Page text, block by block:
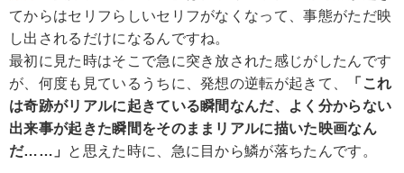
てからはセリフらしいセリフがなくなって、事態がただ映
し出されるだけになるんですね。
最初に見た時はそこで急に突き放された感じがしたんです
が、何度も見ているうちに、発想の逆転が起きて、
「これ
は奇跡がリアルに起きている瞬間なんだ、よく分からない
出来事が起きた瞬間をそのままリアルに描いた映画なん
だ……」
と思えた時に、急に目から鱗が落ちたんです。